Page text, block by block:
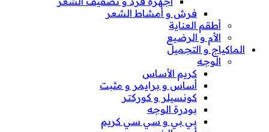
فرش و أمشاط الشعر
أطقم العناية
الأم و الرضيع
الماكياج و التجميل
الوجه
كريم الأساس
أساس و برايمر و مثبت
كونسيلر و كوركتر
بودرة الوجه
بي بي و سي سي كريم